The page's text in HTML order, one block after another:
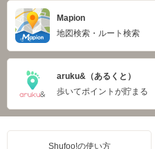
Mapion
地図検索・ルート検索
aruku&（あるくと）
歩いてポイントが貯まる
Shufoo!の使い方